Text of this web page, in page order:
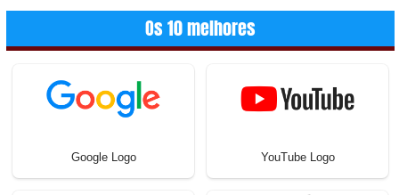
Os 10 melhores
Google Logo YouTube Logo